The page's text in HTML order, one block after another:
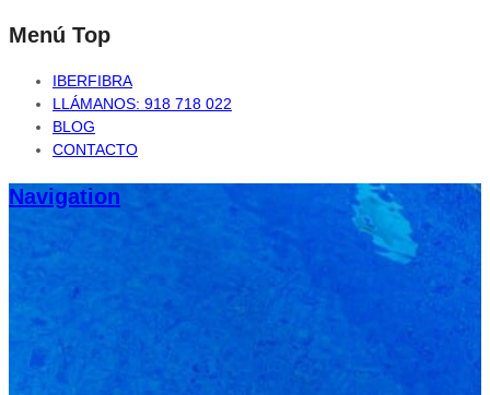
Menú Top
IBERFIBRA
LLÁMANOS: 918 718 022
BLOG
CONTACTO
Navigation